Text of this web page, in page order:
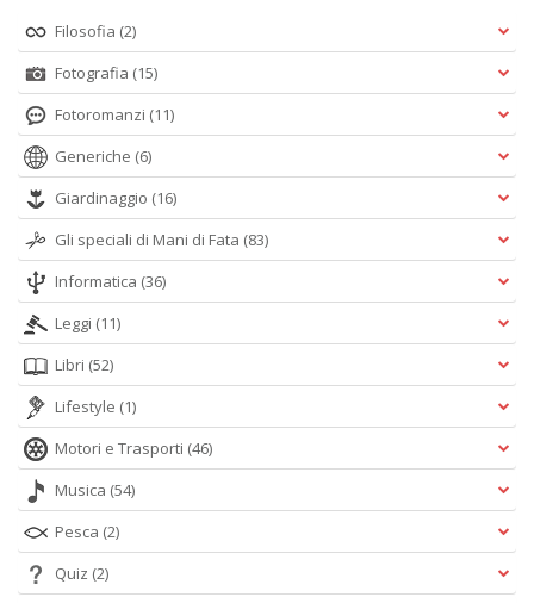
Filosofia (2)
Fotografia (15)
Fotoromanzi (11)
Generiche (6)
Giardinaggio (16)
Gli speciali di Mani di Fata (83)
Informatica (36)
Leggi (11)
Libri (52)
Lifestyle (1)
Motori e Trasporti (46)
Musica (54)
Pesca (2)
Quiz (2)